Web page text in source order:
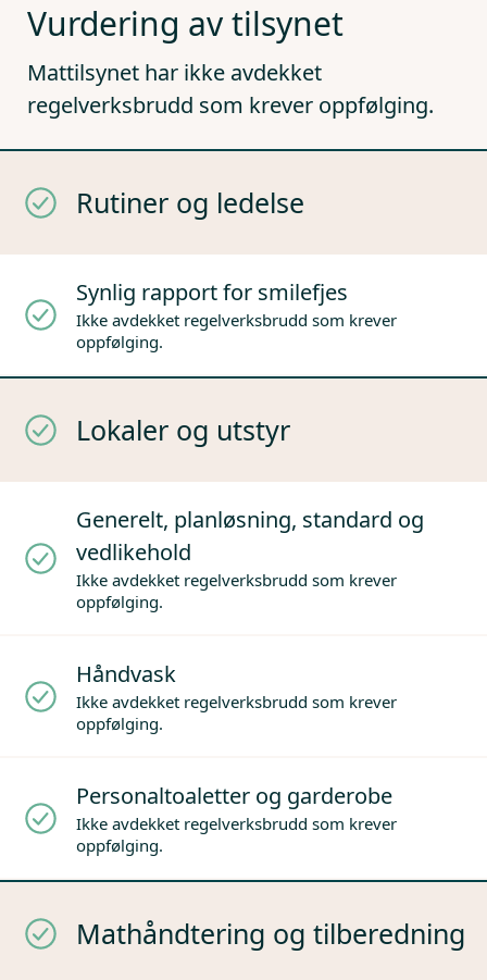
Vurdering av tilsynet
Mattilsynet har ikke avdekket
regelverksbrudd som krever oppfølging.
Rutiner og ledelse
Synlig rapport for smilefjes
Ikke avdekket regelverksbrudd som krever
oppfølging.
Lokaler og utstyr
Generelt, planløsning, standard og
vedlikehold
Ikke avdekket regelverksbrudd som krever
oppfølging.
Håndvask
Ikke avdekket regelverksbrudd som krever
oppfølging.
Personaltoaletter og garderobe
Ikke avdekket regelverksbrudd som krever
oppfølging.
Mathåndtering og tilberedning